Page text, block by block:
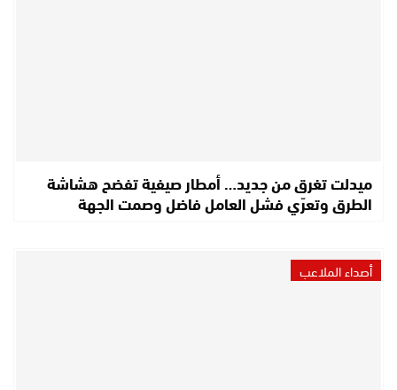
ميدلت تغرق من جديد… أمطار صيفية تفضح هشاشة
الطرق وتعرّي فشل العامل فاضل وصمت الجهة
أصداء الملاعب